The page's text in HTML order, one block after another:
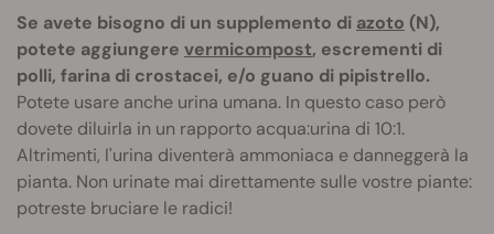
Se avete bisogno di un supplemento di azoto (N),
potete aggiungere vermicompost, escrementi di
polli, farina di crostacei, e/o guano di pipistrello.
Potete usare anche urina umana. In questo caso però
dovete diluirla in un rapporto acqua:urina di 10:1.
Altrimenti, l'urina diventerà ammoniaca e danneggerà la
pianta. Non urinate mai direttamente sulle vostre piante:
potreste bruciare le radici!